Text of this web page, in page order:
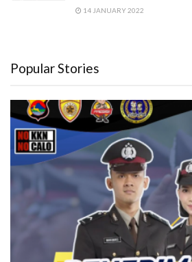
14 JANUARY 2022
Popular Stories